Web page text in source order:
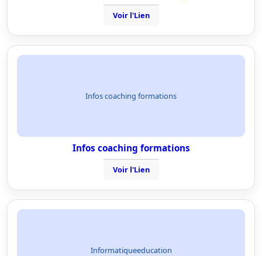
Voir l'Lien
Infos coaching formations
Infos coaching formations
Voir l'Lien
Informatiqueeducation